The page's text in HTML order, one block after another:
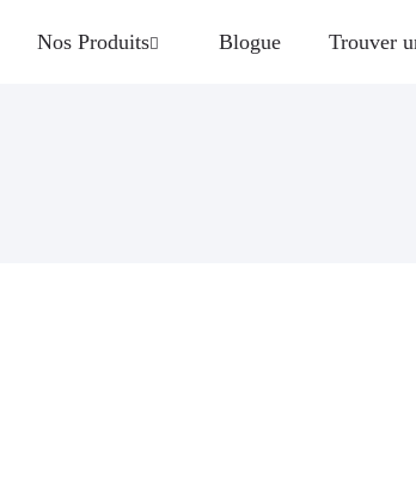
Nos Produits Blogue Trouver